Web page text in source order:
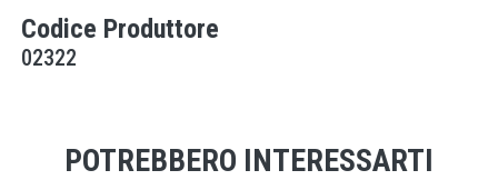
Codice Produttore
02322
POTREBBERO INTERESSARTI